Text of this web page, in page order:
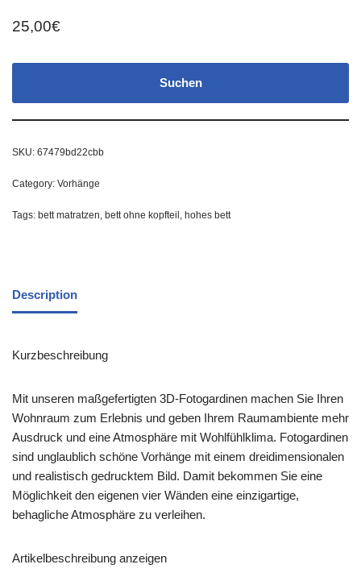
25,00€
Suchen
SKU: 67479bd22cbb
Category: Vorhänge
Tags: bett matratzen bett ohne kopfteil hohes bett
Description
Kurzbeschreibung
Mit unseren maßgefertigten 3D-Fotogardinen machen Sie Ihren
Wohnraum zum Erlebnis und geben Ihrem Raumambiente mehr
Ausdruck und eine Atmosphäre mit Wohlfühlklima. Fotogardinen
sind unglaublich schöne Vorhänge mit einem dreidimensionalen
und realistisch gedrucktem Bild. Damit bekommen Sie eine
Möglichkeit den eigenen vier Wänden eine einzigartige,
behagliche Atmosphäre zu verleihen.
Artikelbeschreibung anzeigen